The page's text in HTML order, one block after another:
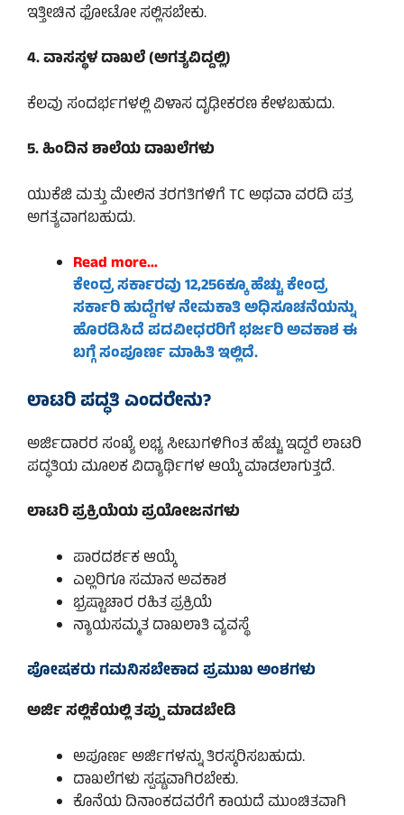
ಇತ್ತೀಚಿನ ಫೋಟೋ ಸಲ್ಲಿಸಬೇಕು.
4. ವಾಸಸ್ಥಳ ದಾಖಲೆ (ಅಗತ್ಯವಿದ್ದಲ್ಲಿ)
ಕೆಲವು ಸಂದರ್ಭಗಳಲ್ಲಿ ವಿಳಾಸ ದೃಢೀಕರಣ ಕೇಳಬಹುದು.
5. ಹಿಂದಿನ ಶಾಲೆಯ ದಾಖಲೆಗಳು
ಯುಕೆಜಿ ಮತ್ತು ಮೇಲಿನ ತರಗತಿಗಳಿಗೆ TC ಅಥವಾ ವರದಿ ಪತ್ರ
ಅಗತ್ಯವಾಗಬಹುದು.
Read more…
ಕೇಂದ್ರ ಸರ್ಕಾರವು 12,256ಕ್ಕೂ ಹೆಚ್ಚು ಕೇಂದ್ರ
ಸರ್ಕಾರಿ ಹುದ್ದೆಗಳನೇಮಕಾತಿ ಅಧಿಸೂಚನೆಯನ್ನು
ಹೊರಡಿಸಿದೆ ಪದವೀಧರರಿಗೆಭರ್ಜರಿ ಅವಕಾಶ ಈ
ಬಗ್ಗೆ ಸಂಪೂರ್ಣ ಮಾಹಿತಿ ಇಲ್ಲಿದೆ.
ಲಾಟರಿ ಪದ್ಧತಿ ಎಂದರೇನು?
ಅರ್ಜಿದಾರರ ಸಂಖ್ಯೆ ಲಭ್ಯ ಸೀಟುಗಳಿಗಿಂತ ಹೆಚ್ಚು ಇದ್ದರೆ ಲಾಟರಿ
ಪದ್ಧತಿಯ ಮೂಲಕ ವಿದ್ಯಾರ್ಥಿಗಳ ಆಯ್ಕೆ ಮಾಡಲಾಗುತ್ತದೆ.
ಲಾಟರಿ ಪ್ರಕ್ರಿಯೆಯ ಪ್ರಯೋಜನಗಳು
ಪಾರದರ್ಶಕ ಆಯ್ಕೆ
ಎಲ್ಲರಿಗೂ ಸಮಾನ ಅವಕಾಶ
ಭ್ರಷ್ಟಾಚಾರ ರಹಿತ ಪ್ರಕ್ರಿಯೆ
ನ್ಯಾಯಸಮ್ಮತ ದಾಖಲಾತಿ ವ್ಯವಸ್ಥೆ
ಪೋಷಕರು ಗಮನಿಸಬೇಕಾದ ಪ್ರಮುಖ ಅಂಶಗಳು
ಅರ್ಜಿ ಸಲ್ಲಿಕೆಯಲ್ಲಿ ತಪ್ಪು ಮಾಡಬೇಡಿ
ಅಪೂರ್ಣ ಅರ್ಜಿಗಳನ್ನು ತಿರಸ್ಕರಿಸಬಹುದು.
ದಾಖಲೆಗಳು ಸ್ಪಷ್ಟವಾಗಿರಬೇಕು.
ಕೊನೆಯ ದಿನಾಂಕದವರೆಗೆ ಕಾಯದೆ ಮುಂಚಿತವಾಗಿ